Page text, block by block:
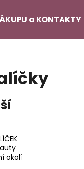
a KONTAKTY
okolí
najít?